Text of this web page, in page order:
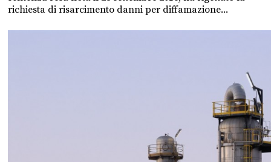
richiesta di risarcimento danni per diffamazione...